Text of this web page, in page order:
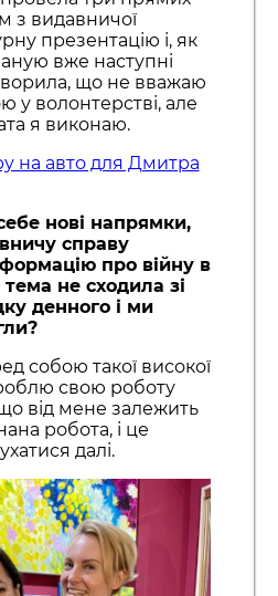
з видавничої
презентацію і, як
вже наступні
що не вважаю
у волонтерстві, але
я виконаю.
на авто для Дмитра
нові напрямки,
справу
про війну в
не сходила зі
денного і ми
собою такої високої
свою роботу
від мене залежить
робота, і це
далі.